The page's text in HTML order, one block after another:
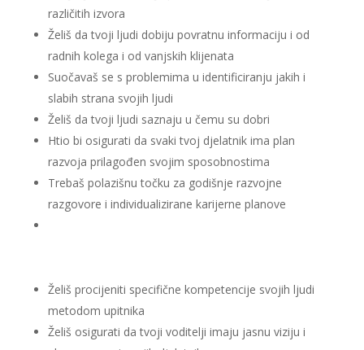
različitih izvora
Želiš da tvoji ljudi dobiju povratnu informaciju i od
radnih kolega i od vanjskih klijenata
Suočavaš se s problemima u identificiranju jakih i
slabih strana svojih ljudi
Želiš da tvoji ljudi saznaju u čemu su dobri
Htio bi osigurati da svaki tvoj djelatnik ima plan
razvoja prilagođen svojim sposobnostima
Trebaš polazišnu točku za godišnje razvojne
razgovore i individualizirane karijerne planove
Želiš procijeniti specifične kompetencije svojih ljudi
metodom upitnika
Želiš osigurati da tvoji voditelji imaju jasnu viziju i